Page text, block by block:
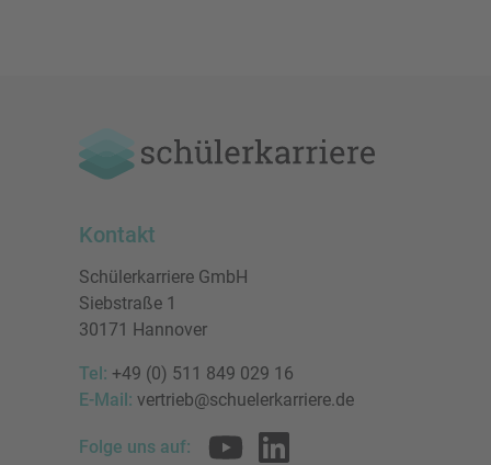
Kontakt
Schülerkarriere GmbH
Siebstraße 1
30171 Hannover
Tel: +49 (0) 511 849 029 16
E-Mail: vertrieb@schuelerkarriere.de
Folge uns auf: